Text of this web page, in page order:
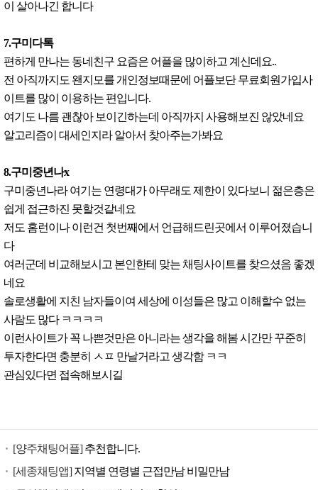
이 살아나긴 합니다
7.구미다톡
편하게 만나는 동네친구 요즘은 어플을 많이하고 계신데요..
전 아직까지도 왠지모를 개인정보때문에 어플보단 무료회원가입사
이트를 많이 이용하는 편입니다.
여기도 나름 괜찮아 보이긴하는데 아직까지 사용해보진 않았네요
알고리즘이 대세인지라 알아서 찾아주는가봐요
8.구미중년나x
구미중년나라 여기는 연령대가 아무래도 제한이 있다보니 젊은층은
쉽게 접근하진 못할것같네요
저도 홈런이나 이런건 첫번째에서 언급해드린곳에서 이루어졌습니
다
여러군데 비교해보시고 본인한테 맞는 채팅사이트를 찾으셨음 좋겠
네요
솔로생활에 지친 남자들이여 세상에 이성들은 많고 이해할수 없는
사람도 많다 ㅋㅋㅋㅋ
이런사이트가 꼭 나쁜것만은 아니라는 생각을 해봄 시간만 꾸준히
투자한다면 충분히 ㅅㅍ 만날거라고 생각함 ㅋㅋ
관심있다면 접속해보시길
[양주채팅어플]추천합니다.
[세종채팅앱]지역별 연령별 근접만남 비밀만남